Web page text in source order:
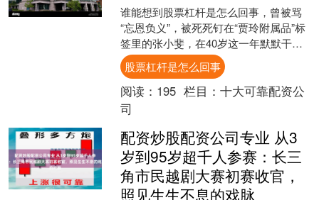
谁能想到股票杠杆是怎么回事，曾被骂
“忘恩负义”，被死死钉在“贾玲附属品”标
签里的张小斐，在40岁这一年默默干出
了一番大事。 刚单飞时，全网都断定她
会糊，重回龙套....
股票杠杆是怎么回事
阅读： 195 栏目： 十大可靠配资公
司
配资炒股配资公司专业 从3
岁到95岁超千人参赛：长三
角市民越剧大赛初赛收官，
照见生生不息的戏脉